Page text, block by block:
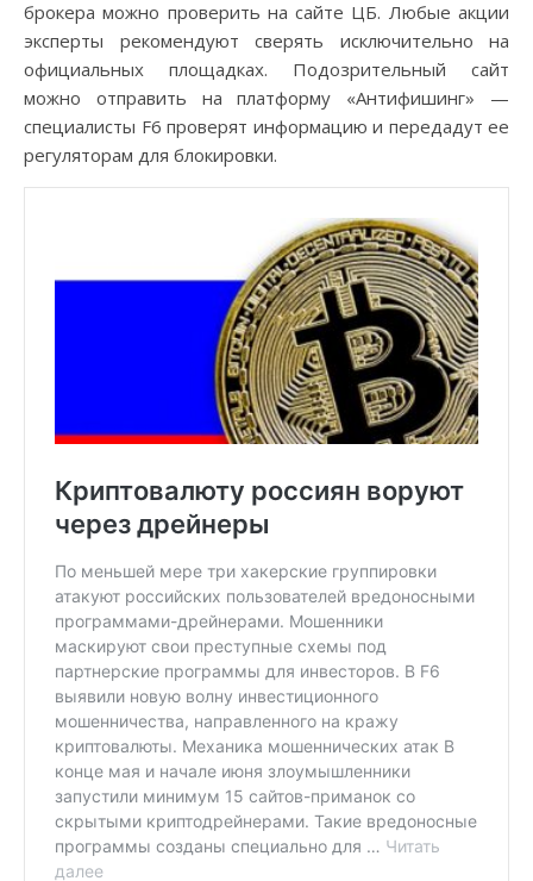
брокера можно проверить на сайте ЦБ. Любые акции
эксперты рекомендуют сверять исключительно на
официальных площадках. Подозрительный сайт
можно отправить на платформу «Антифишинг» —
специалисты F6 проверят информацию и передадут ее
регуляторам для блокировки.